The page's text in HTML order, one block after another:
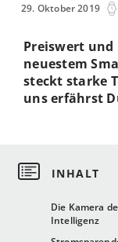
29. Oktober 2019
Die Kamera
Intelligenz
Preiswert
neuestem
steckt starke
uns erfährst